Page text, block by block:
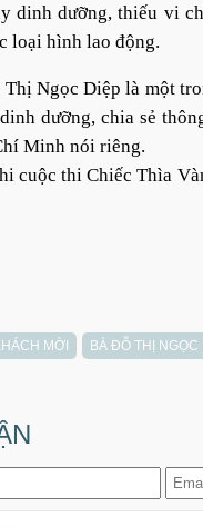
dinh dưỡng, thiếu vi
loại hình lao động.
Ngọc Diệp là một
dưỡng, chia sẻ
Minh nói riêng.
cuộc thi Chiếc Thìa
MỜI BÀ ĐỖ THỊ NGỌC